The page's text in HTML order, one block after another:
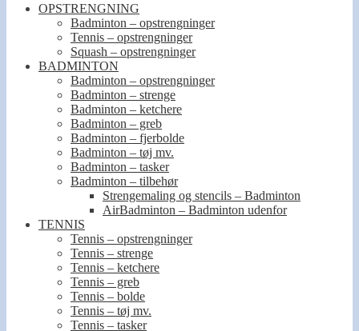
OPSTRENGNING
Badminton – opstrengninger
Tennis – opstrengninger
Squash – opstrengninger
BADMINTON
Badminton – opstrengninger
Badminton – strenge
Badminton – ketchere
Badminton – greb
Badminton – fjerbolde
Badminton – tøj mv.
Badminton – tasker
Badminton – tilbehør
Strengemaling og stencils – Badminton
AirBadminton – Badminton udenfor
TENNIS
Tennis – opstrengninger
Tennis – strenge
Tennis – ketchere
Tennis – greb
Tennis – bolde
Tennis – tøj mv.
Tennis – tasker